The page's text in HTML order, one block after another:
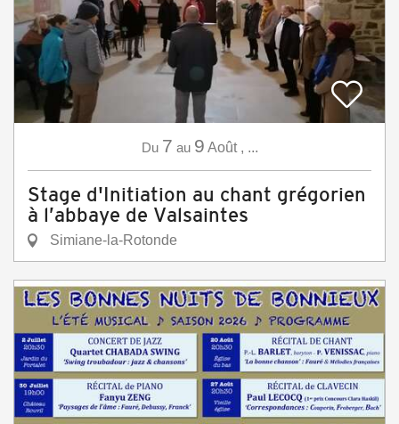
Du 7 au 9 Août, ...
Stage d'Initiation au chant grégorien
à l’abbaye de Valsaintes
Simiane-la-Rotonde